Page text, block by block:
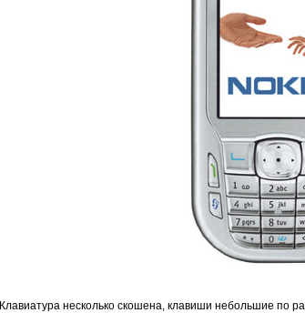
Клавиатура несколько скошена, клавиши небольшие по